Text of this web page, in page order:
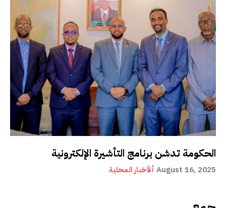
الحكومة تدشن برنامج التأشيرة الإلكترونية
ألأخبار المحلية August 16, 2025